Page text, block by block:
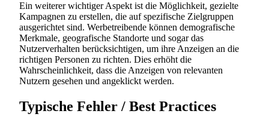
Ein weiterer wichtiger Aspekt ist die Möglichkeit, gezielte
Kampagnen zu erstellen, die auf spezifische Zielgruppen
ausgerichtet sind. Werbetreibende können demografische
Merkmale, geografische Standorte und sogar das
Nutzerverhalten berücksichtigen, um ihre Anzeigen an die
richtigen Personen zu richten. Dies erhöht die
Wahrscheinlichkeit, dass die Anzeigen von relevanten
Nutzern gesehen und angeklickt werden.
Typische Fehler / Best Practices